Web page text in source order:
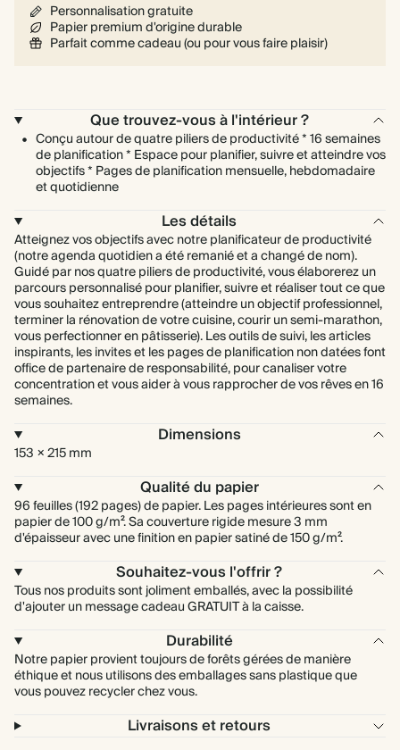
Personnalisation gratuite
Papier premium d'origine durable
Parfait comme cadeau (ou pour vous faire plaisir)
Que trouvez-vous à l'intérieur ?
Conçu autour de quatre piliers de productivité * 16 semaines
de planification * Espace pour planifier, suivre et atteindre vos
objectifs * Pages de planification mensuelle, hebdomadaire
et quotidienne
Les détails
Atteignez vos objectifs avec notre planificateur de productivité
(notre agenda quotidien a été remanié et a changé de nom).
Guidé par nos quatre piliers de productivité, vous élaborerez un
parcours personnalisé pour planifier, suivre et réaliser tout ce que
vous souhaitez entreprendre (atteindre un objectif professionnel,
terminer la rénovation de votre cuisine, courir un semi-marathon,
vous perfectionner en pâtisserie). Les outils de suivi, les articles
inspirants, les invites et les pages de planification non datées font
office de partenaire de responsabilité, pour canaliser votre
concentration et vous aider à vous rapprocher de vos rêves en 16
semaines.
Dimensions
153 × 215 mm
Qualité du papier
96 feuilles (192 pages) de papier. Les pages intérieures sont en
papier de 100 g/m². Sa couverture rigide mesure 3 mm
d'épaisseur avec une finition en papier satiné de 150 g/m².
Souhaitez-vous l'offrir ?
Tous nos produits sont joliment emballés, avec la possibilité
d'ajouter un message cadeau GRATUIT à la caisse.
Durabilité
Notre papier provient toujours de forêts gérées de manière
éthique et nous utilisons des emballages sans plastique que
vous pouvez recycler chez vous.
Livraisons et retours